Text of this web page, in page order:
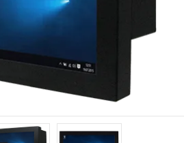
Petróleo & Gas, Grado ATEX
Tableta resistente de grado ATEX
Terminal portátil resistente con
Panel PC de grado ATEX